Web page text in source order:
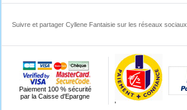
Suivre et partager Cyllene Fantaisie sur les réseaux sociaux
Paiement 100 % sécurité
par la Caisse d'Epargne
'